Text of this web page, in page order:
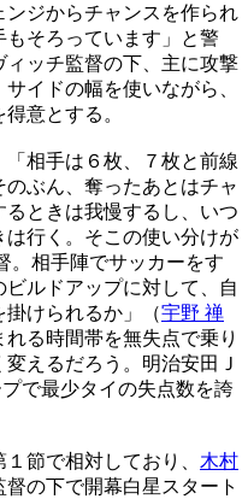
ジからチャンスを作られ
もそろっています」と警
ッチ監督の下、主に攻撃
イドの幅を使いながら、
意とする。
相手は６枚、７枚と前線
ぶん、奪ったあとはチャ
ときは我慢するし、いつ
は行く。そこの使い分けが
。相手陣でサッカーをす
ルドアップに対して、自
けられるか」（宇野 禅
る時間帯を無失点で乗り
えるだろう。明治安田Ｊ
で最少タイの失点数を誇
節で相対しており、 木村
の下で開幕白星スタート